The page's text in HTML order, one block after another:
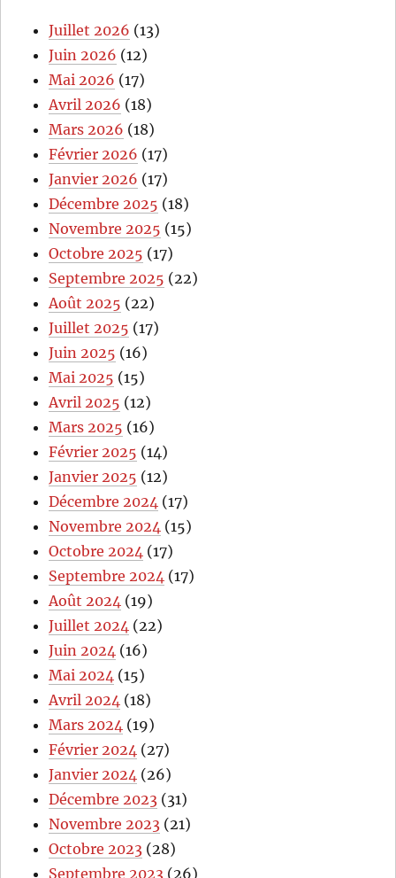
Juillet 2026 (13)
Juin 2026 (12)
Mai 2026 (17)
Avril 2026 (18)
Mars 2026 (18)
Février 2026 (17)
Janvier 2026 (17)
Décembre 2025 (18)
Novembre 2025 (15)
Octobre 2025 (17)
Septembre 2025 (22)
Août 2025 (22)
Juillet 2025 (17)
Juin 2025 (16)
Mai 2025 (15)
Avril 2025 (12)
Mars 2025 (16)
Février 2025 (14)
Janvier 2025 (12)
Décembre 2024 (17)
Novembre 2024 (15)
Octobre 2024 (17)
Septembre 2024 (17)
Août 2024 (19)
Juillet 2024 (22)
Juin 2024 (16)
Mai 2024 (15)
Avril 2024 (18)
Mars 2024 (19)
Février 2024 (27)
Janvier 2024 (26)
Décembre 2023 (31)
Novembre 2023 (21)
Octobre 2023 (28)
Septembre 2023 (26)